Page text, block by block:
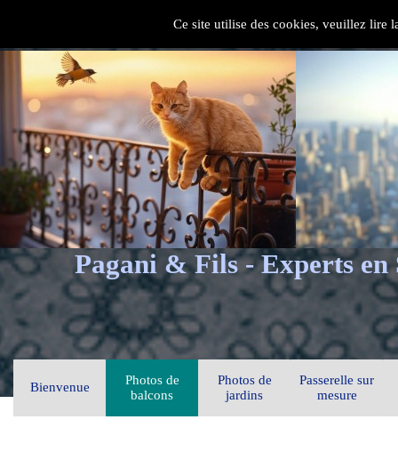
Ce site utilise des cookies, veuillez lire
Pagani & Fils - Experts en
Bienvenue
Photos de
balcons
Photos de
jardins
Passerelle sur
mesure